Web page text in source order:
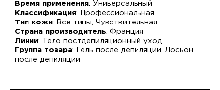
Время применения: Универсальный
Классификация: Профессиональная
Тип кожи: Все типы, Чувствительная
Страна производитель: Франция
Линии: Тело постдепиляционный уход
Группа товара: Гель после депиляции, Лосьон
после депиляции